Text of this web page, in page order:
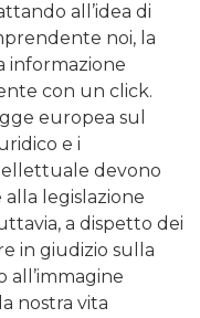
all’idea di
noi, la
informazione
con un click.
europea sul
e i
devono
legislazione
a dispetto dei
in giudizio sulla
all’immagine
nostra vita